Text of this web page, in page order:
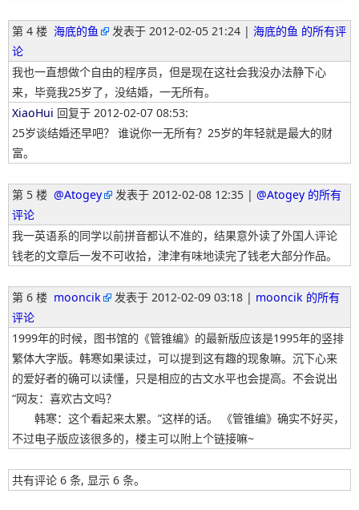
第 4 楼 海底的鱼 发表于 2012-02-05 21:24 | 海底的鱼 的所有评
论
我也一直想做个自由的程序员，但是现在这社会我没办法静下心
来，毕竟我25岁了，没结婚，一无所有。
XiaoHui 回复于 2012-02-07 08:53:
25岁谈结婚还早吧？ 谁说你一无所有？25岁的年轻就是最大的财
富。
第 5 楼 @Atogey 发表于 2012-02-08 12:35 | @Atogey 的所有
评论
我一英语系的同学以前拼音都认不准的，结果意外读了外国人评论
钱老的文章后一发不可收拾，津津有味地读完了钱老大部分作品。
第 6 楼 mooncik 发表于 2012-02-09 03:18 | mooncik 的所有
评论
1999年的时候，图书馆的《管锥编》的最新版应该是1995年的竖排
繁体大字版。韩寒如果读过，可以提到这有趣的现象嘛。沉下心来
的爱好者的确可以读懂，只是相应的古文水平也会提高。不会说出
“网友：喜欢古文吗？
韩寒：这个看起来太累。”这样的话。 《管锥编》确实不好买，
不过电子版应该很多的，楼主可以附上个链接嘛~
共有评论 6 条, 显示 6 条。